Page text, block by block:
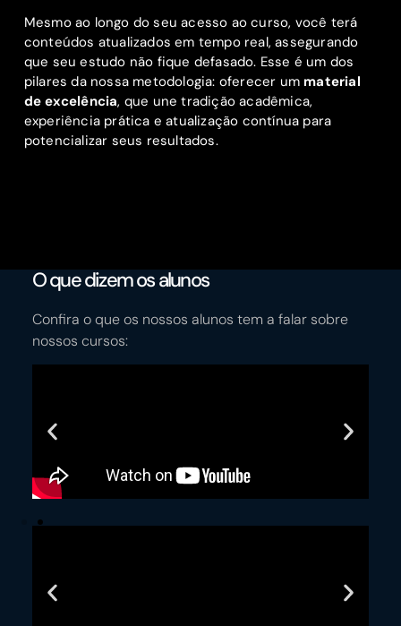
Mesmo ao longo do seu acesso ao curso, você terá
conteúdos atualizados em tempo real, assegurando
que seu estudo não fique defasado. Esse é um dos
pilares da nossa metodologia: oferecer um material
de excelência, que une tradição acadêmica,
experiência prática e atualização contínua para
potencializar seus resultados.
O que dizem os alunos
Confira o que os nossos alunos tem a falar sobre
nossos cursos: